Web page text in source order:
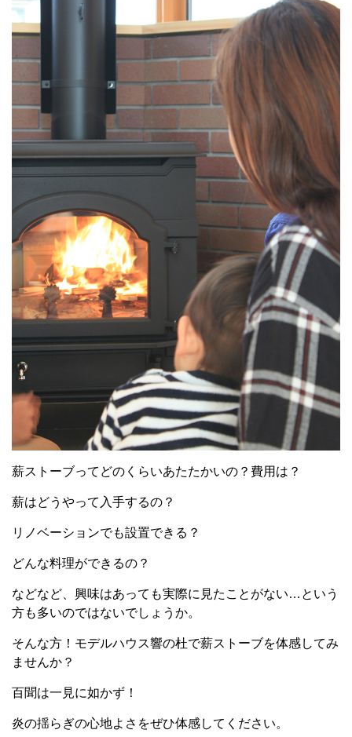
薪ストーブってどのくらいあたたかいの？費用は？
薪はどうやって入手するの？
リノベーションでも設置できる？
どんな料理ができるの？
などなど、興味はあっても実際に見たことがない…という
方も多いのではないでしょうか。
そんな方！モデルハウス響の杜で薪ストーブを体感してみ
ませんか？
百聞は一見に如かず！
炎の揺らぎの心地よさをぜひ体感してください。